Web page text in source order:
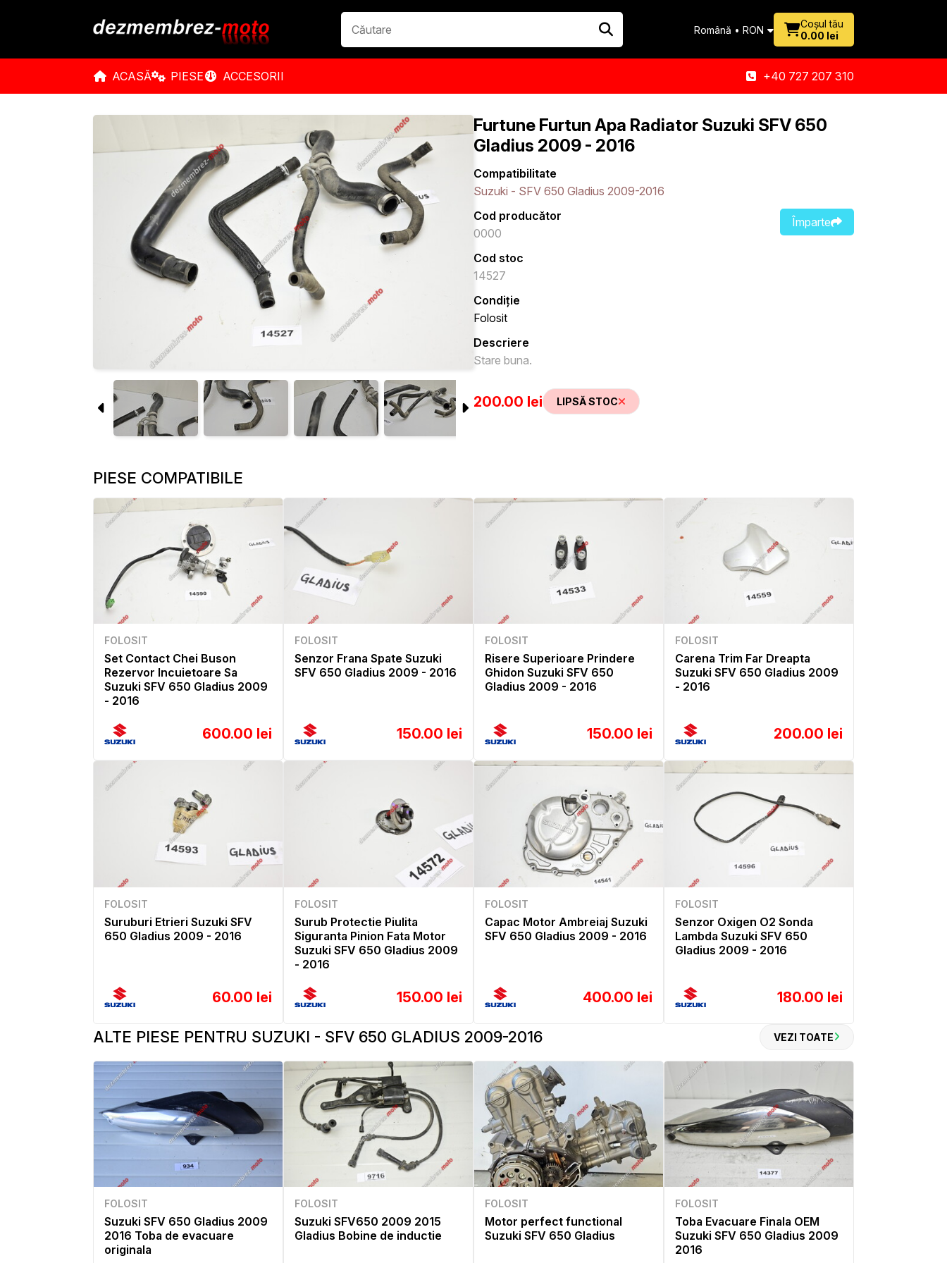
Română • RON
Coșul tău
0.00 lei
ACASĂ PIESE ACCESORII +40 727 207 310
Furtune Furtun Apa Radiator Suzuki SFV 650
Gladius 2009 - 2016
Compatibilitate
Suzuki - SFV 650 Gladius 2009-2016
Împarte
Cod producător
0000
Cod stoc
14527
Condiție
Folosit
Descriere
Stare buna.
200.00 lei LIPSĂ STOC
PIESE COMPATIBILE
FOLOSIT
Set Contact Chei Buson
Rezervor Incuietoare Sa
Suzuki SFV 650 Gladius 2009
- 2016
600.00 lei
FOLOSIT
Senzor Frana Spate Suzuki
SFV 650 Gladius 2009 - 2016
150.00 lei
FOLOSIT
Risere Superioare Prindere
Ghidon Suzuki SFV 650
Gladius 2009 - 2016
150.00 lei
FOLOSIT
Carena Trim Far Dreapta
Suzuki SFV 650 Gladius 2009
- 2016
200.00 lei
FOLOSIT
Suruburi Etrieri Suzuki SFV
650 Gladius 2009 - 2016
60.00 lei
FOLOSIT
Surub Protectie Piulita
Siguranta Pinion Fata Motor
Suzuki SFV 650 Gladius 2009
- 2016
150.00 lei
FOLOSIT
Capac Motor Ambreiaj Suzuki
SFV 650 Gladius 2009 - 2016
400.00 lei
FOLOSIT
Senzor Oxigen O2 Sonda
Lambda Suzuki SFV 650
Gladius 2009 - 2016
180.00 lei
ALTE PIESE PENTRU SUZUKI - SFV 650 GLADIUS 2009-2016 VEZI TOATE
FOLOSIT
Suzuki SFV 650 Gladius 2009
2016 Toba de evacuare
originala
FOLOSIT
Suzuki SFV650 2009 2015
Gladius Bobine de inductie
FOLOSIT
Motor perfect functional
Suzuki SFV 650 Gladius
FOLOSIT
Toba Evacuare Finala OEM
Suzuki SFV 650 Gladius 2009
2016